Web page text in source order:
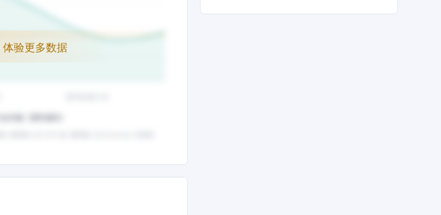
验更多数据